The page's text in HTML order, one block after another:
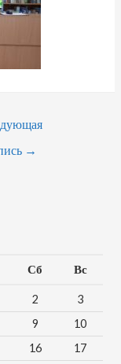
→
Сб Вс
2
3
9
10
16
17